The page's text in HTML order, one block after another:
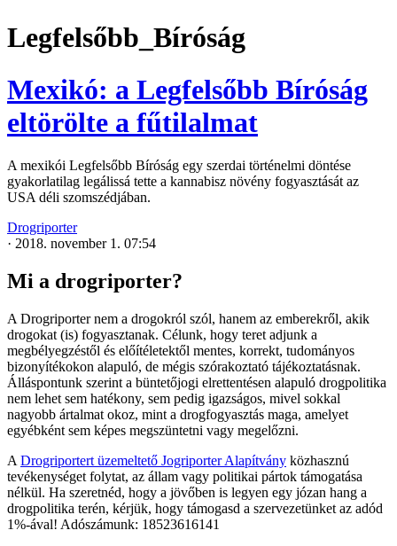
Legfelsőbb_Bíróság
Mexikó: a Legfelsőbb Bíróság
eltörölte a fűtilalmat
A mexikói Legfelsőbb Bíróság egy szerdai történelmi döntése
gyakorlatilag legálissá tette a kannabisz növény fogyasztását az
USA déli szomszédjában.
Drogriporter
· 2018. november 1. 07:54
Mi a drogriporter?
A Drogriporter nem a drogokról szól, hanem az emberekről, akik
drogokat (is) fogyasztanak. Célunk, hogy teret adjunk a
megbélyegzéstől és előítéletektől mentes, korrekt, tudományos
bizonyítékokon alapuló, de mégis szórakoztató tájékoztatásnak.
Álláspontunk szerint a büntetőjogi elrettentésen alapuló drogpolitika
nem lehet sem hatékony, sem pedig igazságos, mivel sokkal
nagyobb ártalmat okoz, mint a drogfogyasztás maga, amelyet
egyébként sem képes megszüntetni vagy megelőzni.
A Drogriportert üzemeltető Jogriporter Alapítvány közhasznú
tevékenységet folytat, az állam vagy politikai pártok támogatása
nélkül. Ha szeretnéd, hogy a jövőben is legyen egy józan hang a
drogpolitika terén, kérjük, hogy támogasd a szervezetünket az adód
1%-ával! Adószámunk: 18523616141